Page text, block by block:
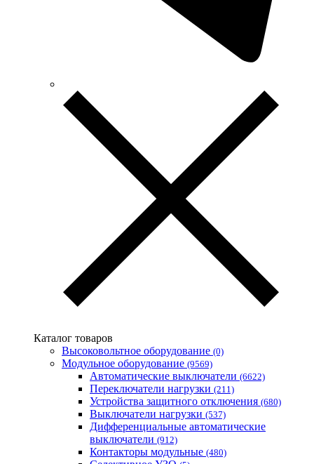
Vargo (Украина)
Vector VS
Vimar (Италия)
Volter (Украина)
Volterm (Украина)
Wago (Германия)
АС Привод (Украина)
АСКО-УКРЕМ (Украина)
Запорожский завод цветных металлов (ЗЗЦМ)
Каблекс Одесса
Мегомметр (Украина)
Промфактор
Термофит
Укрэнерго-Альянс (Украина)
Каталог товаров
Высоковольтное оборудование (0)
Модульное оборудование (9569)
Автоматические выключатели (6622)
Переключатели нагрузки (211)
Устройства защитного отключения (680)
Выключатели нагрузки (537)
Дифференциальные автоматические
выключатели (912)
Контакторы модульные (480)